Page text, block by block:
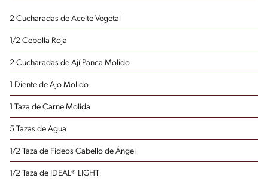
2 Cucharadas de Aceite Vegetal
1/2 Cebolla Roja
2 Cucharadas de Ají Panca Molido
1 Diente de Ajo Molido
1 Taza de Carne Molida
5 Tazas de Agua
1/2 Taza de Fideos Cabello de Ángel
1/2 Taza de IDEAL® LIGHT